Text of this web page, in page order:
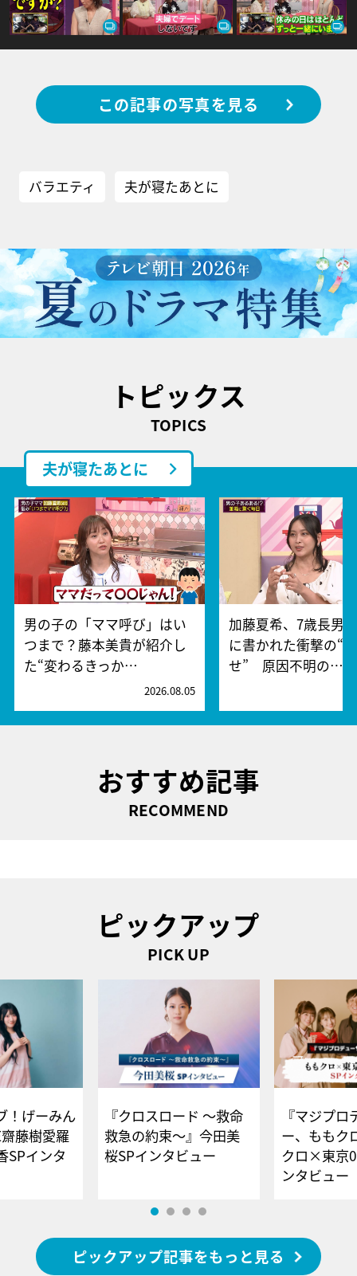
この記事の写真を見る
バラエティ 夫が寝たあとに
トピックス
TOPICS
夫が寝たあとに
男の子の「ママ呼び」はい
つまで？藤本美貴が紹介し
た“変わるきっか…
2026.08.05
加藤夏希、7歳長男
に書かれた衝撃の“
せ” 原因不明の…
おすすめ記事
RECOMMEND
ピックアップ
PICK UP
！げーみん
藤樹愛羅
SPインタ
『クロスロード ～救命
救急の約束～』今田美
桜SPインタビュー
『マジプロ
ー、ももク
クロ×東京
ンタビュー
ピックアップ記事をもっと見る